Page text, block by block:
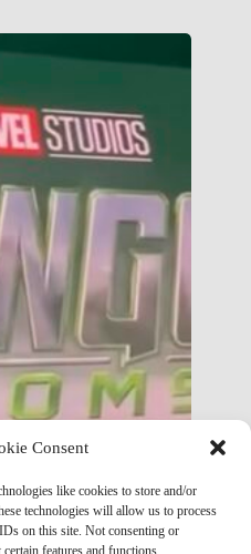
Consent
like cookies to store and/or
technologies will allow us to process
on this site. Not consenting or
features and functions.